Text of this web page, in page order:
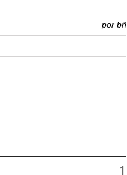
por bñ